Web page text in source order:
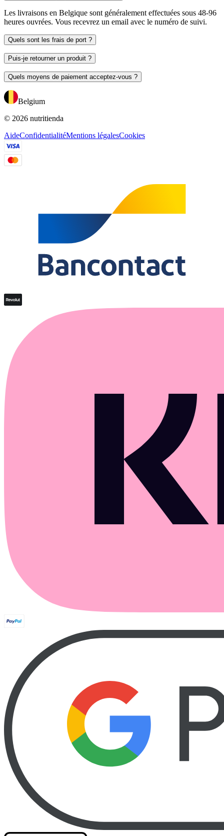
Les livraisons en Belgique sont généralement effectuées sous 48-96
heures ouvrées. Vous recevrez un email avec le numéro de suivi.
Quels sont les frais de port ?
Puis-je retourner un produit ?
Quels moyens de paiement acceptez-vous ?
Belgium
© 2026 nutritienda
AideConfidentialitéMentions légalesCookies